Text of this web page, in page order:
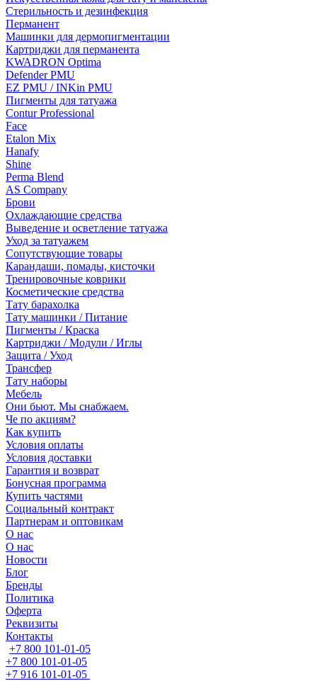
Стерильность и дезинфекция
Перманент
Машинки для дермопигментации
Картриджи для перманента
KWADRON Optima
Defender PMU
EZ PMU / INKin PMU
Пигменты для татуажа
Contur Professional
Face
Etalon Mix
Hanafy
Shine
Perma Blend
AS Company
Брови
Охлаждающие средства
Выведение и осветление татуажа
Уход за татуажем
Сопутствующие товары
Карандаши, помады, кисточки
Тренировочные коврики
Косметические средства
Тату барахолка
Тату машинки / Питание
Пигменты / Краска
Картриджи / Модули / Иглы
Защита / Уход
Трансфер
Тату наборы
Мебель
Они бьют. Мы снабжаем.
Че по акциям?
Как купить
Условия оплаты
Условия доставки
Гарантия и возврат
Бонусная программа
Купить частями
Социальный контракт
Партнерам и оптовикам
О нас
О нас
Новости
Блог
Бренды
Политика
Оферта
Реквизиты
Контакты
+7 800 101-01-05
+7 800 101-01-05
+7 916 101-01-05